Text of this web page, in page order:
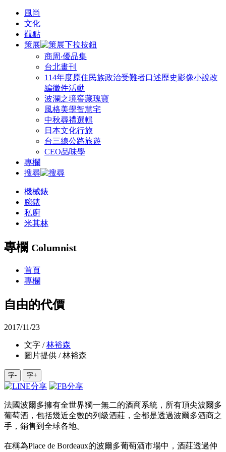
風尚
文化
觀點
策展
商周‧優品集
台北畫刊
114年度原住民族政治受難者口述歷史影像小說改
編徵件活動
波瀾之境窖藏瑰寶
風格美學智慧宅
中秋尋禮選輯
日本文化行旅
台三線公路旅遊
CEO品味學
專欄
搜尋
機械錶
腕錶
私廚
米其林
專欄 Columnist
首頁
專欄
自由的代價
2017/11/23
文字 /林裕森
圖片提供 / 林裕森
字- 字+
法國波爾多擁有全世界獨一無二的酒商系統，所有頂尖波爾多
葡萄酒，包括幾近全數的列級酒莊，全都是透過波爾多酒商之
手，銷售到全球各地。
在稱為Place de Bordeaux的波爾多葡萄酒市場中，酒莊透過仲